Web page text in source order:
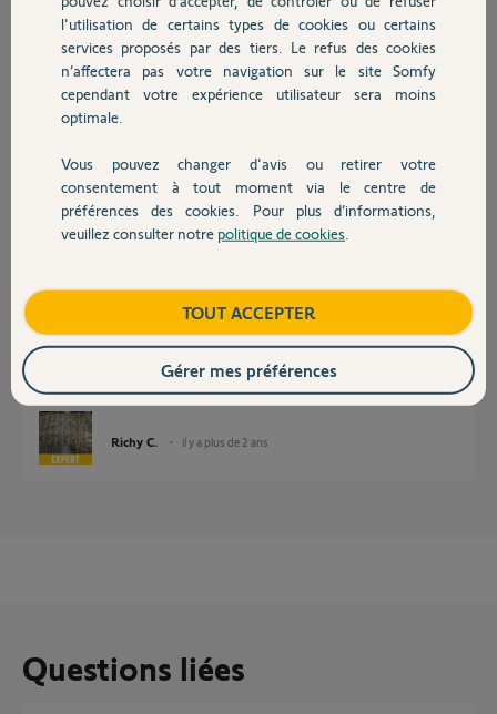
Autres produits
Devis avec un pro
Contact
Je pense que c'est plutôt 6 fois.
go slg7.pdf
12 Mo
Coupez le courant, laissez reposer une nuit et ré-essayez le lendemain.
Richy C. il y a plus de 2 ans
Questions liées
l'utilisation de certains types de cookies ou certains
services proposés par des tiers. Le refus des cookies
n’affectera pas votre navigation sur le site Somfy
cependant votre expérience utilisateur sera moins
optimale.
Vous pouvez changer d'avis ou retirer votre
consentement à tout moment via le centre de
préférences des cookies. Pour plus d’informations,
veuillez consulter notre politique de cookies
TOUT ACCEPTER
Gérer mes préférences